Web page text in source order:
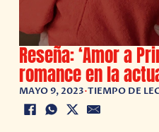
Reseña: ‘Amor a
romance en la
MAYO 9, 2023•TIEMPO DE